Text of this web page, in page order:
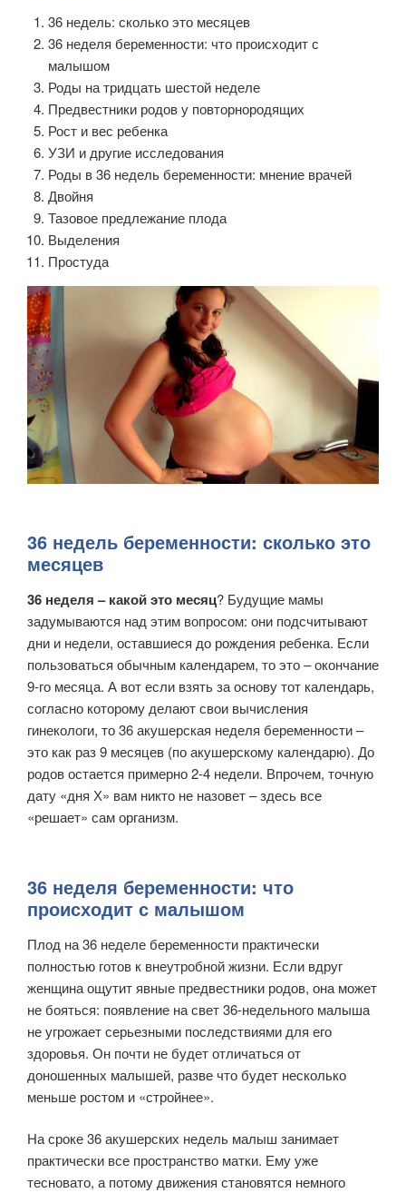
36 недель: сколько это месяцев
36 неделя беременности: что происходит с
малышом
Роды на тридцать шестой неделе
Предвестники родов у повторнородящих
Рост и вес ребенка
УЗИ и другие исследования
Роды в 36 недель беременности: мнение врачей
Двойня
Тазовое предлежание плода
Выделения
Простуда
36 недель беременности: сколько это
месяцев
36 неделя – какой это месяц? Будущие мамы
задумываются над этим вопросом: они подсчитывают
дни и недели, оставшиеся до рождения ребенка. Если
пользоваться обычным календарем, то это – окончание
9-го месяца. А вот если взять за основу тот календарь,
согласно которому делают свои вычисления
гинекологи, то 36 акушерская неделя беременности –
это как раз 9 месяцев (по акушерскому календарю). До
родов остается примерно 2-4 недели. Впрочем, точную
дату «дня Х» вам никто не назовет – здесь все
«решает» сам организм.
36 неделя беременности: что
происходит с малышом
Плод на 36 неделе беременности практически
полностью готов к внеутробной жизни. Если вдруг
женщина ощутит явные предвестники родов, она может
не бояться: появление на свет 36-недельного малыша
не угрожает серьезными последствиями для его
здоровья. Он почти не будет отличаться от
доношенных малышей, разве что будет несколько
меньше ростом и «стройнее».
На сроке 36 акушерских недель малыш занимает
практически все пространство матки. Ему уже
тесновато, а потому движения становятся немного